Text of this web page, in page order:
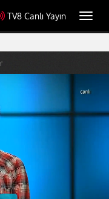
TV8 Canlı Yayın